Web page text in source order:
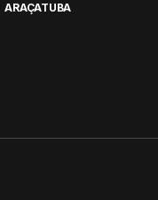
ARAÇATUBA